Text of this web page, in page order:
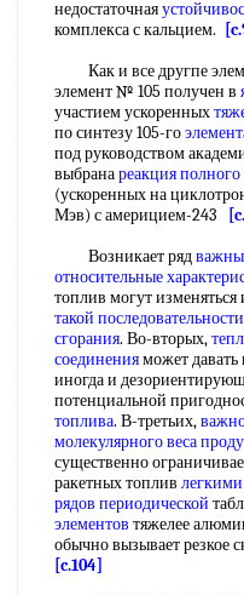
недостаточная
комплекса с кальцием.
Как и все другпе
элемент № 105 получен в
участием ускоренных
по синтезу 105-го
под руководством
выбранареакция полного
(ускоренных на
Мэв) с америцием-243
Возникает ряд
относительные
топлив могут изменяться
такой последовательности
сгорания. Во-вторых,
соединенияможет давать
иногда и
потенциальной
топлива. В-третьих,
молекулярного веса
существенно
ракетных топлив
рядов периодической
элементов тяжелее
обычно вызывает резкое
[c.104]